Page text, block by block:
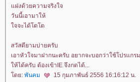
ฝงด้วยความจริงใจ
วันนี้เอามาให้
จจะได้โตโต
สวัสดียามบ่ายครับ
เอาหัวใจมาฝากนะครับ อยากจะบอกว่าใช้โปรแกร
ห้ได้ครับ ต้องเข้าIE จึงกดได้...
ดย: พันคม 15 กุมภาพันธ์ 2556 16:16:12 น.